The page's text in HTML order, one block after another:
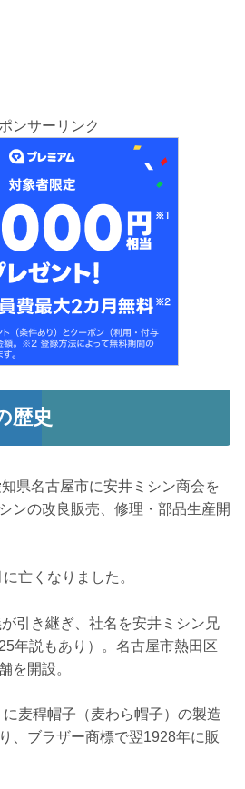
ンサーリンク
歴史
県名古屋市に安井ミシン商会を
ンの改良販売、修理・部品生産開
亡くなりました。
引き継ぎ、社名を安井ミシン兄
年説もあり）。名古屋市熱田区
を開設。
麦稈帽子（麦わら帽子）の製造
、ブラザー商標で翌1928年に販